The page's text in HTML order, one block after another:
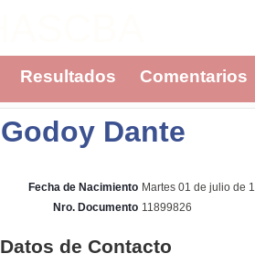
Resultados Comentarios
Godoy Dante
Fecha de Nacimiento Martes 01 de julio de
Nro. Documento 11899826
Datos de Contacto